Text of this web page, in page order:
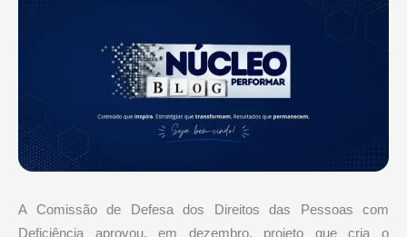
A Comissão de Defesa dos Direitos das Pessoas com
Deficiência aprovou, em dezembro, projeto que cria o